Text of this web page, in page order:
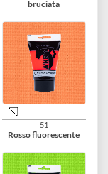
45
Verde Renesans